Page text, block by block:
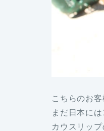
こちらのお客
まだ日本に
カウスリップ